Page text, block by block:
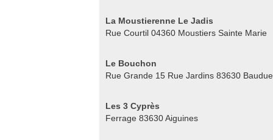
La Moustierenne Le Jadis
Rue Courtil 04360 Moustiers Sainte Marie
Le Bouchon
Rue Grande 15 Rue Jardins 83630
Les 3 Cyprès
Ferrage 83630 Aiguines